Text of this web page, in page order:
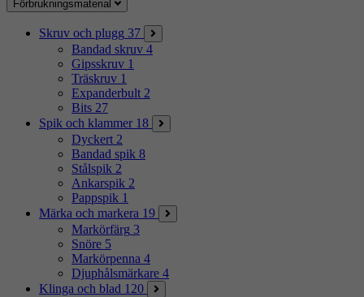
Förbrukningsmaterial
Skruv och plugg 37
Bandad skruv 4
Gipsskruv 1
Träskruv 1
Expanderbult 2
Bits 27
Spik och klammer 18
Dyckert 2
Bandad spik 8
Stålspik 2
Ankarspik 2
Pappspik 1
Märka och markera 19
Markörfärg 3
Snöre 5
Markörpenna 4
Djuphålsmärkare 4
Klinga och blad 120